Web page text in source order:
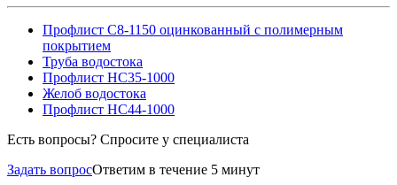
Профлист С8-1150 оцинкованный с полимерным
покрытием
Труба водостока
Профлист НС35-1000
Желоб водостока
Профлист НС44-1000
Есть вопросы? Спросите у специалиста
Задать вопросОтветим в течение 5 минут